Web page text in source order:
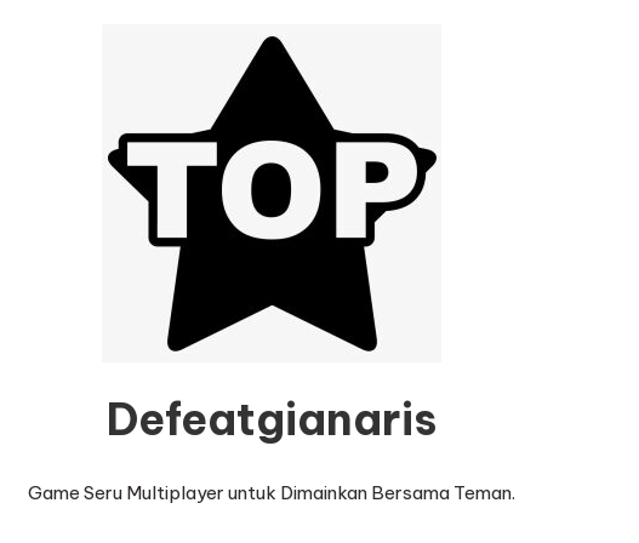
Defeatgianaris
Game Seru Multiplayer untuk Dimainkan Bersama Teman.